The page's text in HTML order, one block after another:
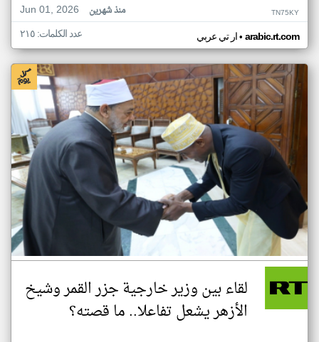
Jun 01, 2026
منذ شهرين TN75KY
ار تي عربي• arabic.rt.com عدد الكلمات: ٢١٥
لقاء بين وزير خارجية جزر القمر وشيخ
الأزهر يشعل تفاعلا.. ما قصته؟